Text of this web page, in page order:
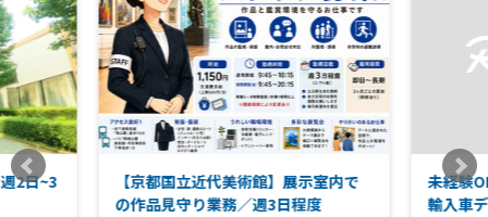
2日~3
【京都国立近代美術館】展示室内で
の作品見守り業務／週3日程度
未経験
輸入車